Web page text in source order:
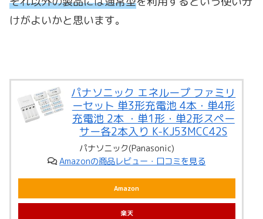
けがよいかと思います。
パナソニック エネループ ファミリ
ーセット 単3形充電池 4本・単4形
充電池 2本 ・単1形・単2形スペー
サー各2本入り K-KJ53MCC42S
パナソニック(Panasonic)
Amazonの商品レビュー・口コミを見る
Amazon
楽天